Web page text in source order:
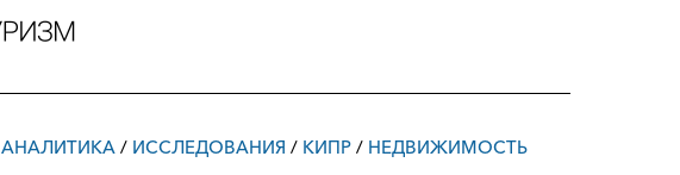
АНАЛИТИКА / ИССЛЕДОВАНИЯ / КИПР / НЕДВИЖИМОСТЬ